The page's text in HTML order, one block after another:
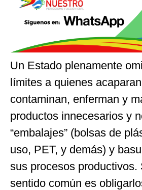
Un Estado plenamente
límites a quienes
contaminan, enferman y
productos innecesarios y
“embalajes” (bolsas de
uso, PET, y demás) y
sus procesos productivos.
sentido común es